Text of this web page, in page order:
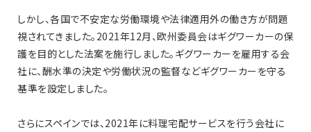
しかし、各国で不安定な労働環境や法律適用外の働き方が問題
視されてきました。2021年12月、欧州委員会はギグワーカーの保
護を目的とした法案を施行しました。ギグワーカーを雇用する会
社に、酬水準の決定や労働状況の監督などギグワーカーを守る
基準を設定しました。
さらにスペインでは、2021年に料理宅配サービスを行う会社に